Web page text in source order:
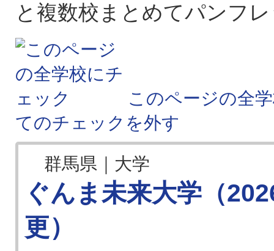
と複数校まとめてパンフ
このページの全
てのチェックを外す
群馬県｜大学
ぐんま未来大学（
更）